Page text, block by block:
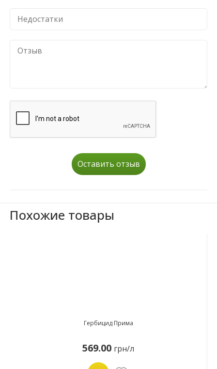
Оставить отзыв
Похожие товары
Гербицид Прима
569.00 грн/л